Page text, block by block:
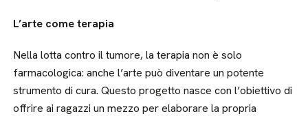
L’arte come terapia
Nella lotta contro il tumore, la terapia non è solo
farmacologica: anche l’arte può diventare un potente
strumento di cura. Questo progetto nasce con l’obiettivo di
offrire ai ragazzi un mezzo per elaborare la propria